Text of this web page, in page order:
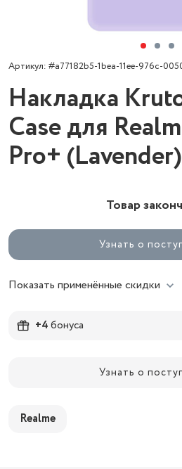
Артикул: #a77182b5-1bea-11ee-976c-
Накладка
Case для
Pro+ (Lavender)
Товар
Узнать о
Показать применённые скидки
+4бонуса
Узнать о
Realme